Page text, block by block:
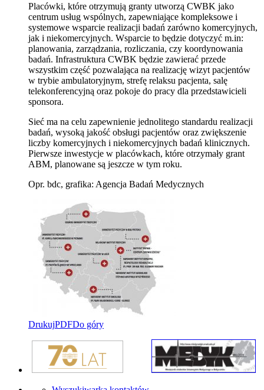
Placówki, które otrzymują granty utworzą CWBK jako
centrum usług wspólnych, zapewniające kompleksowe i
systemowe wsparcie realizacji badań zarówno komercyjnych,
jak i niekomercyjnych. Wsparcie to będzie dotyczyć m.in:
planowania, zarządzania, rozliczania, czy koordynowania
badań. Infrastruktura CWBK będzie zawierać przede
wszystkim część pozwalająca na realizację wizyt pacjentów
w trybie ambulatoryjnym, strefę relaksu pacjenta, salę
telekonferencyjną oraz pokoje do pracy dla przedstawicieli
sponsora.
Sieć ma na celu zapewnienie jednolitego standardu realizacji
badań, wysoką jakość obsługi pacjentów oraz zwiększenie
liczby komercyjnych i niekomercyjnych badań klinicznych.
Pierwsze inwestycje w placówkach, które otrzymały grant
ABM, planowane są jeszcze w tym roku.
Opr. bdc, grafika: Agencja Badań Medycznych
DrukujPDFDo góry